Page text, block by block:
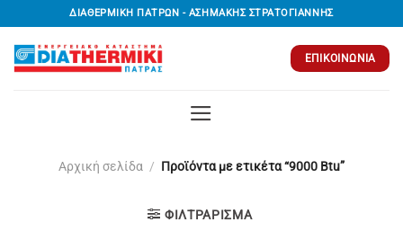
στο
περιεχόμενο
ΔΙΑΘΕΡΜΙΚΗ ΠΑΤΡΩΝ - ΑΣΗΜΑΚΗΣ ΣΤΡΑΤΟΓΙΑΝΝΗΣ
ΕΠΙΚΟΙΝΩΝΊΑ
Αρχική σελίδα / Προϊόντα με ετικέτα “9000 Btu”
ΦΙΛΤΡΆΡΙΣΜΑ